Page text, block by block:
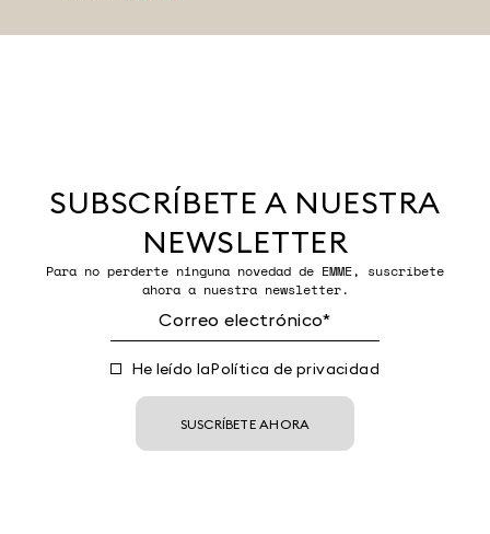
SUBSCRÍBETE A NUESTRA
NEWSLETTER
Para no perderte ninguna novedad de EMME, suscríbete
ahora a nuestra newsletter.
He leído laPolítica de privacidad
SUSCRÍBETE AHORA